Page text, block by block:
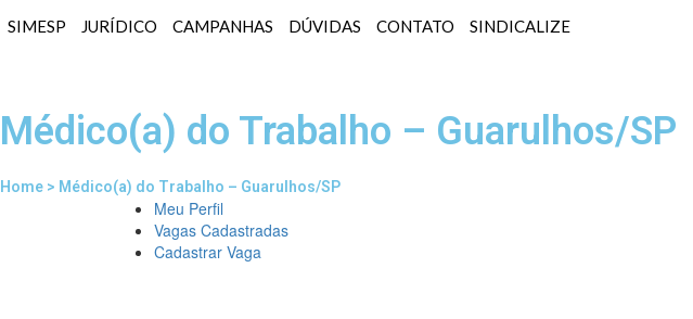
SIMESP JURÍDICO CAMPANHAS DÚVIDAS CONTATO SINDICALIZE
Médico(a) do Trabalho – Guarulhos/SP
Home > Médico(a) do Trabalho – Guarulhos/SP
Meu Perfil
Vagas Cadastradas
Cadastrar Vaga